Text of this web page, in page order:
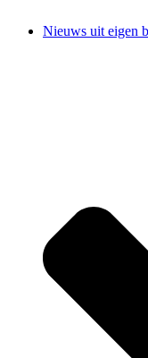
Nieuws uit eigen